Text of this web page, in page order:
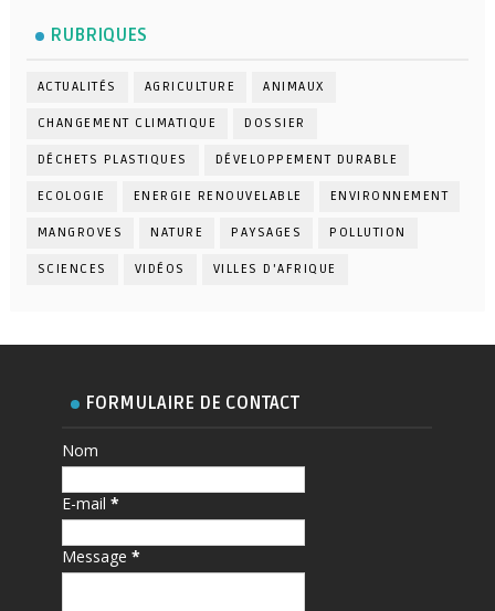
RUBRIQUES
ACTUALITÉS AGRICULTURE ANIMAUX
CHANGEMENT CLIMATIQUE DOSSIER
DÉCHETS PLASTIQUES DÉVELOPPEMENT DURABLE
ECOLOGIE ENERGIE RENOUVELABLE ENVIRONNEMENT
MANGROVES NATURE PAYSAGES POLLUTION
SCIENCES VIDÉOS VILLES D'AFRIQUE
FORMULAIRE DE CONTACT
Nom
E-mail*
Message*